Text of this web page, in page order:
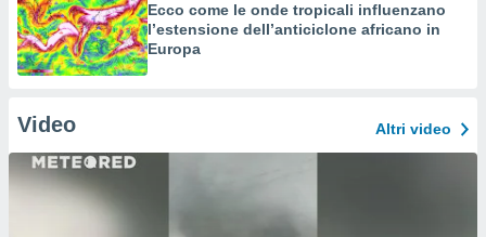
Ecco come le onde tropicali influenzano
l’estensione dell’anticiclone africano in
Europa
Video Altri video